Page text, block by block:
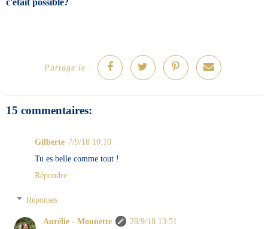
c'était possible?
Partage le :
15 commentaires:
Gilberte 7/9/18 10:10
Tu es belle comme tout !
Répondre
Réponses
Aurélie - Mounette
28/9/18 13:51